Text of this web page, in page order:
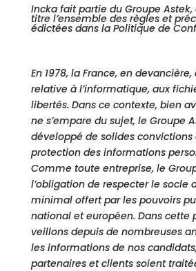
Incka fait partie du Groupe
titre l’ensemble des règles et
édictées dans la Politique de
En 1978, la France, en
relative à l’informatique, aux
libertés. Dans ce contexte, bien
ne s’empare du sujet, le Groupe
développé de solides
protection des informations
Comme toute entreprise, le
l’obligation de respecter le socle
minimal offert par les pouvoirs
national et européen. Dans cette
veillons depuis de nombreuses
les informations de nos
partenaires et clients soient